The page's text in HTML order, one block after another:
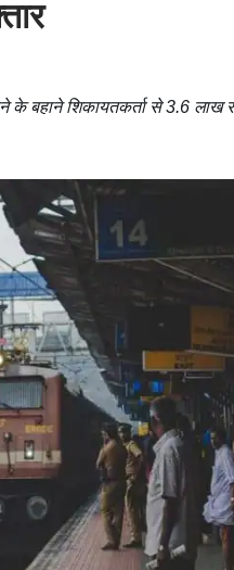
के बहाने शिकायतकर्ता से 3.6 लाख